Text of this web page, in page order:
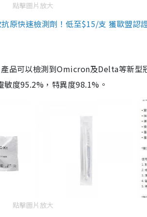
點擊圖片放大
原快速檢測劑！低至$15/支 獲歐盟認
品可以檢測到Omicron及Delta等新型
度95.2%，特異度98.1%。
點擊圖片放大